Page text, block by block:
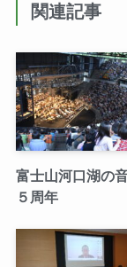
関連記事
富士山河口湖の
５周年